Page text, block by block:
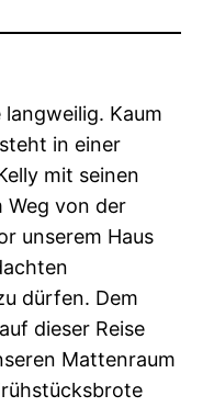
Kaum
in einer
mit seinen
Weg von der
unserem Haus
dürfen. Dem
dieser Reise
Mattenraum